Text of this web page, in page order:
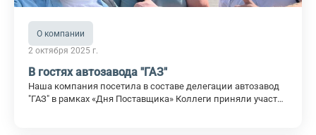
О компании
2 октября 2025 г.
В гостях автозавода "ГАЗ"
Наша компания посетила в составе делегации автозавод
"ГАЗ" в рамках «Дня Поставщика» Коллеги приняли участие